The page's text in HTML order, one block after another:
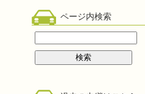
ページ内検索